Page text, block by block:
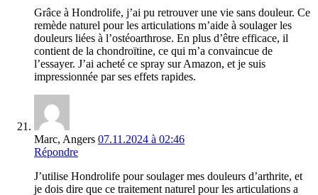
Grâce à Hondrolife, j’ai pu retrouver une vie sans douleur. Ce
remède naturel pour les articulations m’aide à soulager les
douleurs liées à l’ostéoarthrose. En plus d’être efficace, il
contient de la chondroïtine, ce qui m’a convaincue de
l’essayer. J’ai acheté ce spray sur Amazon, et je suis
impressionnée par ses effets rapides.
Marc, Angers 07.11.2024 à 02:46
Répondre
J’utilise Hondrolife pour soulager mes douleurs d’arthrite, et
je dois dire que ce traitement naturel pour les articulations a